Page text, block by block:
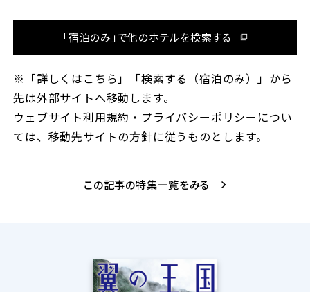
「宿泊のみ」で他のホテルを検索する
※「詳しくはこちら」「検索する（宿泊のみ）」から
先は外部サイトへ移動します。
ウェブサイト利用規約・プライバシーポリシーについ
ては、移動先サイトの方針に従うものとします。
この記事の特集一覧をみる